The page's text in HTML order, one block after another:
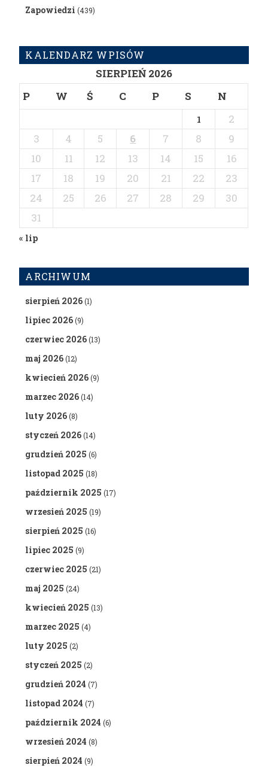
Zapowiedzi (439)
KALENDARZ WPISÓW
SIERPIEŃ 2026
P
W Ś C P S N
1
2
3
4 5 6 7 8
9
10
11 12 13 14 15
16
17
18 19 20 21 22
23
24
25 26 27 28 29
30
31
« lip
ARCHIWUM
sierpień 2026(1)
lipiec 2026(9)
czerwiec 2026(13)
maj 2026(12)
kwiecień 2026(9)
marzec 2026(14)
luty 2026(8)
styczeń 2026(14)
grudzień 2025 (6)
listopad 2025 (18)
październik 2025 (17)
wrzesień 2025 (19)
sierpień 2025 (16)
lipiec 2025 (9)
czerwiec 2025 (21)
maj 2025 (24)
kwiecień 2025 (13)
marzec 2025 (4)
luty 2025 (2)
styczeń 2025 (2)
grudzień 2024 (7)
listopad 2024 (7)
październik 2024 (6)
wrzesień 2024 (8)
sierpień 2024 (9)